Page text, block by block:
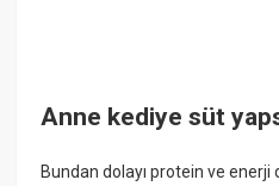
Anne kediye süt
Bundan dolayı protein ve